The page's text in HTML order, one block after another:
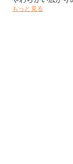
す。
もっと見る